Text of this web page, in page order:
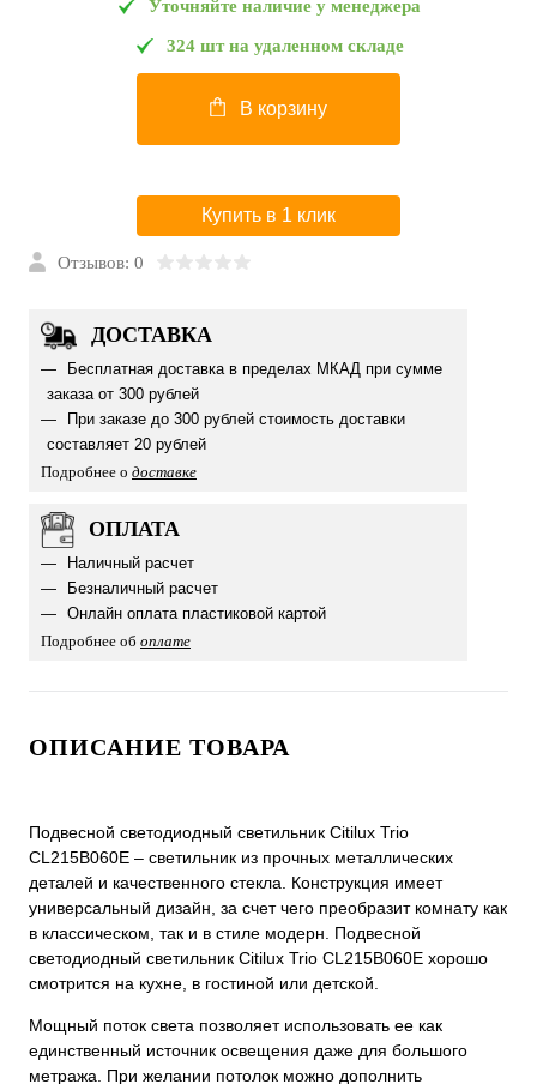
Уточняйте наличие у менеджера
324 шт на удаленном складе
В корзину
Купить в 1 клик
Отзывов: 0
ДОСТАВКА
Бесплатная доставка в пределах МКАД при сумме
заказа от 300 рублей
При заказе до 300 рублей стоимость доставки
составляет 20 рублей
Подробнее о доставке
ОПЛАТА
Наличный расчет
Безналичный расчет
Онлайн оплата пластиковой картой
Подробнее об оплате
ОПИСАНИЕ ТОВАРА
Подвесной светодиодный светильник Citilux Trio
CL215B060E – светильник из прочных металлических
деталей и качественного стекла. Конструкция имеет
универсальный дизайн, за счет чего преобразит комнату как
в классическом, так и в стиле модерн. Подвесной
светодиодный светильник Citilux Trio CL215B060E хорошо
смотрится на кухне, в гостиной или детской.
Мощный поток света позволяет использовать ее как
единственный источник освещения даже для большого
метража. При желании потолок можно дополнить